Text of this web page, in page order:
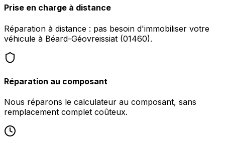
Prise en charge à distance
Réparation à distance : pas besoin d'immobiliser votre
véhicule à Béard-Géovreissiat (01460).
Réparation au composant
Nous réparons le calculateur au composant, sans
remplacement complet coûteux.